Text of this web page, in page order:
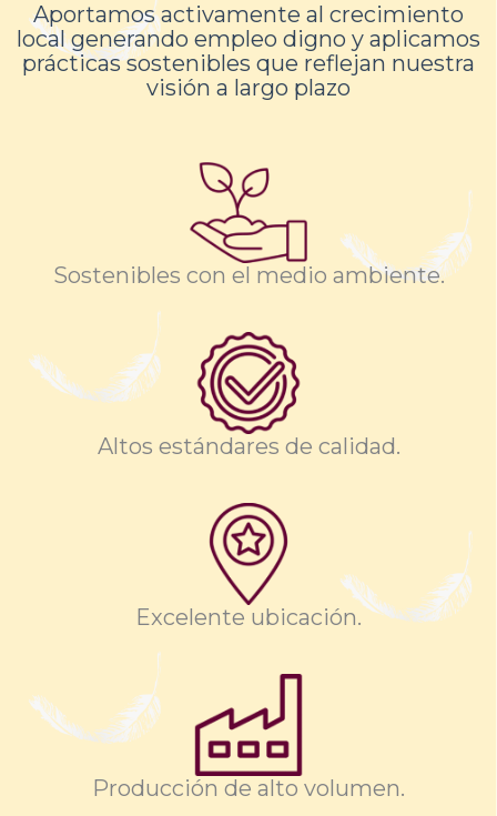
Aportamos activamente al crecimiento
local generando empleo digno y aplicamos
prácticas sostenibles que reflejan nuestra
visión a largo plazo
Sostenibles con el medio ambiente.
Altos estándares de calidad.
Excelente ubicación.
Producción de alto volumen.